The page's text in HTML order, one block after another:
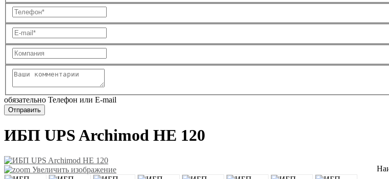
обязательно Телефон или E-mail
ИБП UPS Archimod HE 120
Увеличить изображение